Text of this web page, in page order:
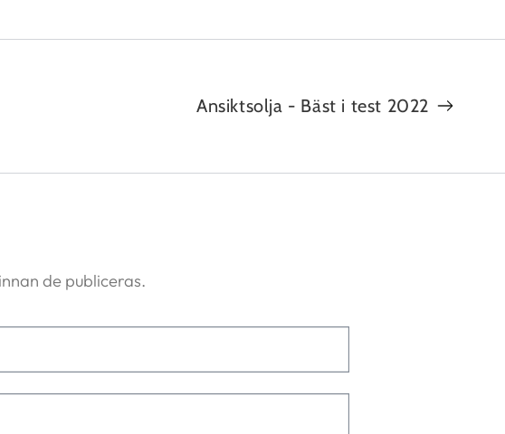
Ansiktsolja - Bäst i test 2022
de publiceras.